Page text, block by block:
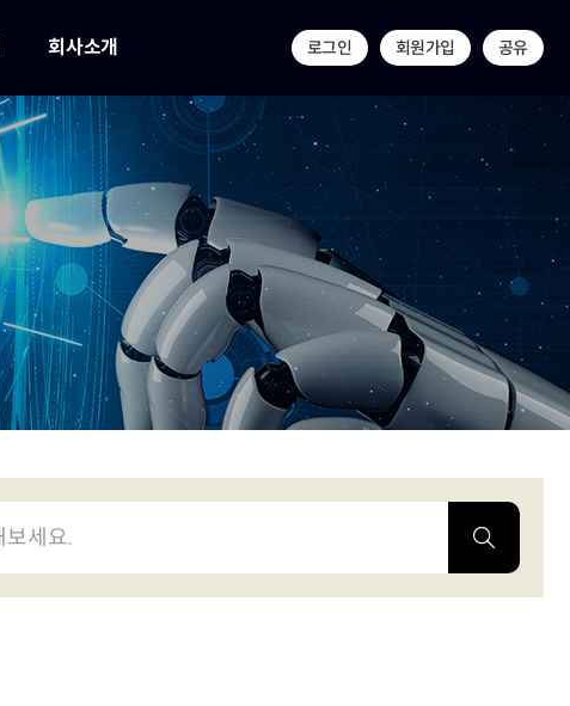
회사소개 로그인 회원가입 공유